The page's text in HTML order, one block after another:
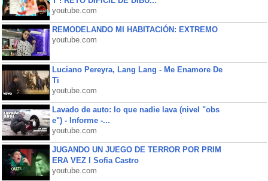
youtube.com
REMODELANDO MI HABITACIÓN: EXTREMO
youtube.com
Luciano Pereyra, Lang Lang - Me Enamore De
Ti
youtube.com
Lavado de auto: lo que nadie lava (nivel "obs
e") - Informe -...
youtube.com
JUGANDO UN JUEGO DE TERROR POR PRIM
ERA VEZ l Sofia Castro
youtube.com